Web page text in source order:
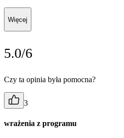
Więcej
5.0/6
Czy ta opinia była pomocna?
3
wrażenia z programu